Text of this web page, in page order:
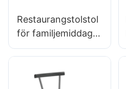
Restaurangstolstol
för familjemiddag
Hotel DC034-3
bulkköp Hewei